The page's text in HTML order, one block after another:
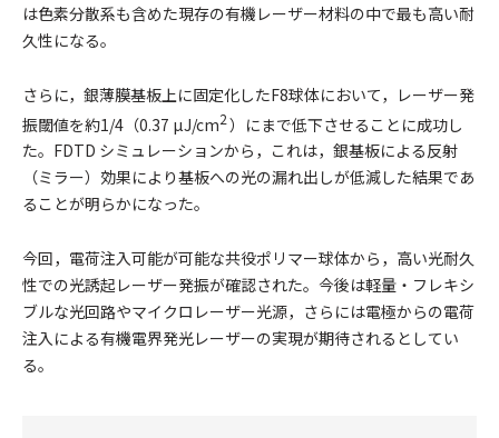
は色素分散系も含めた現存の有機レーザー材料の中で最も高い耐
久性になる。
さらに，銀薄膜基板上に固定化したF8球体において，レーザー発
振閾値を約1/4（0.37 µJ/cm2）にまで低下させることに成功し
た。FDTD シミュレーションから，これは，銀基板による反射
（ミラー）効果により基板への光の漏れ出しが低減した結果であ
ることが明らかになった。
今回，電荷注入可能が可能な共役ポリマー球体から，高い光耐久
性での光誘起レーザー発振が確認された。今後は軽量・フレキシ
ブルな光回路やマイクロレーザー光源，さらには電極からの電荷
注入による有機電界発光レーザーの実現が期待されるとしてい
る。